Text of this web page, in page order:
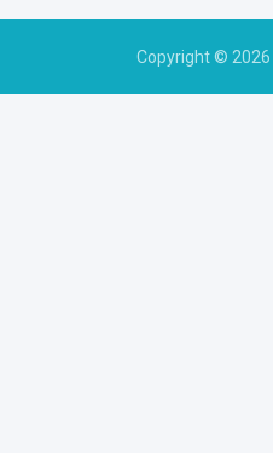
Copyright © 2026